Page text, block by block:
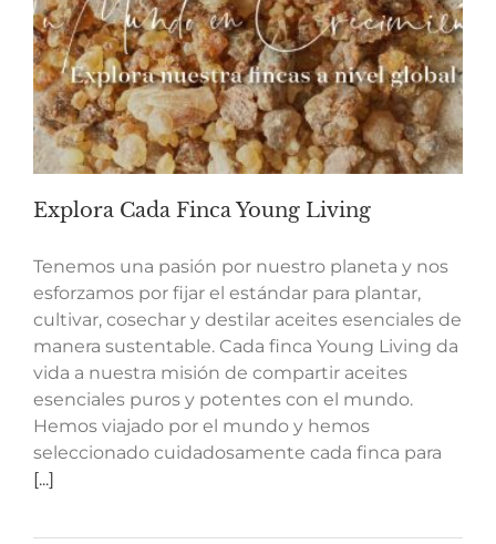
Explora Cada Finca Young Living
Tenemos una pasión por nuestro planeta y nos
esforzamos por fijar el estándar para plantar,
cultivar, cosechar y destilar aceites esenciales de
manera sustentable. Cada finca Young Living da
vida a nuestra misión de compartir aceites
esenciales puros y potentes con el mundo.
Hemos viajado por el mundo y hemos
seleccionado cuidadosamente cada finca para
[...]